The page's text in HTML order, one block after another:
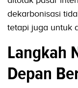
dekarbonisasi
tetapi juga untuk
Langkah
Depan